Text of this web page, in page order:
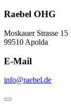
Raebel OHG
Moskauer Strasse 15
99510 Apolda
E-Mail
info@raebel.de